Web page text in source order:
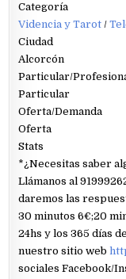
Categoría
Videncia y Tarot /
Ciudad
Alcorcón
Particular/
Particular
Oferta/Demanda
Oferta
Stats
*¿Necesitas saber
Llámanos al
daremos las
30 minutos 6€;20
24hs y los 365 días
nuestro sitio web
sociales Facebook/